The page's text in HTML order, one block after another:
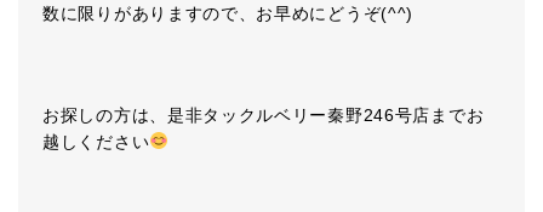
数に限りがありますので、お早めにどうぞ(^^)
お探しの方は、是非タックルベリー秦野246号店までお
越しください